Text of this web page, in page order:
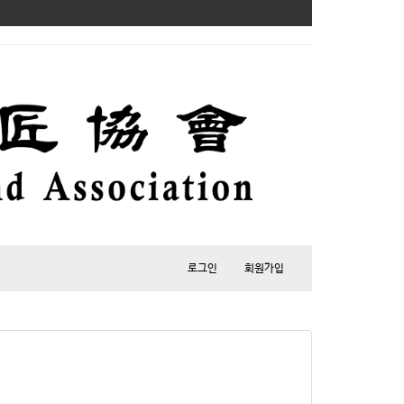
로그인 회원가입